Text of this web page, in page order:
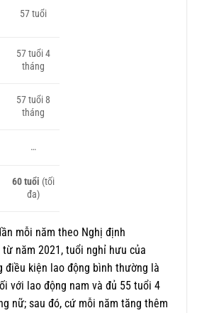
57 tuổi
57 tuổi 4
tháng
57 tuổi 8
tháng
…
60 tuổi (tối
đa)
mỗi năm theo Nghị định
từ năm 2021, tuổi nghỉ hưu của
điều kiện lao động bình thường là
với lao động nam và đủ 55 tuổi 4
nữ; sau đó, cứ mỗi năm tăng thêm